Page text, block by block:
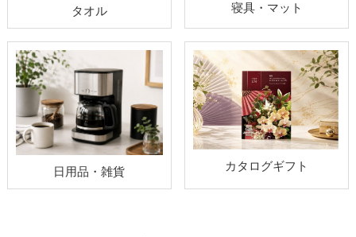
タオル 寝具・マット
日用品・雑貨 カタログギフト